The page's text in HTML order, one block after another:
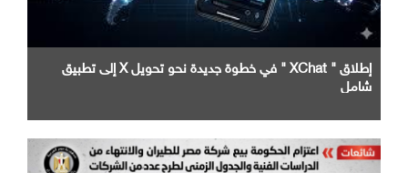
إطلاق " XChat " في خطوة جديدة نحو تحويل X إلى تطبيق
شامل